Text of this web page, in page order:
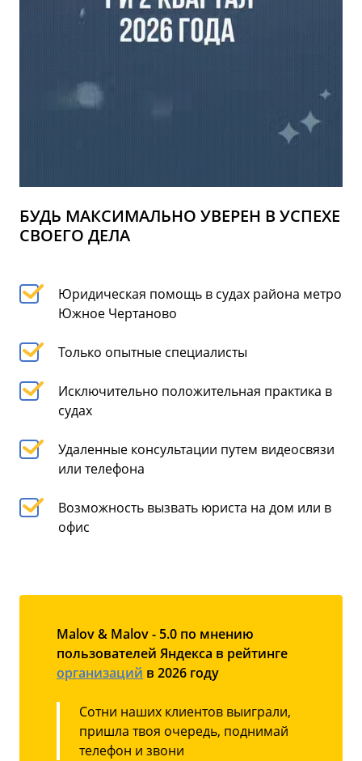
БУДЬ МАКСИМАЛЬНО УВЕРЕН В УСПЕХЕ
СВОЕГО ДЕЛА
Юридическая помощь в судах района метро
Южное Чертаново
Только опытные специалисты
Исключительно положительная практика в
судах
Удаленные консультации путем видеосвязи
или телефона
Возможность вызвать юриста на дом или в
офис
Malov & Malov - 5.0 по мнению
пользователей Яндекса в рейтинге
организаций в 2026 году
Сотни наших клиентов выиграли,
пришла твоя очередь, поднимай
телефон и звони